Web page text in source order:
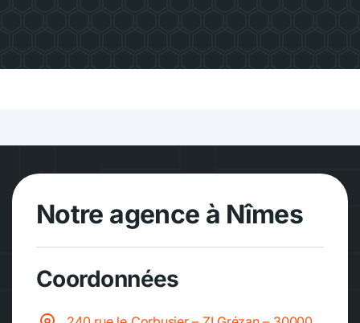
Notre agence à Nîmes
Coordonnées